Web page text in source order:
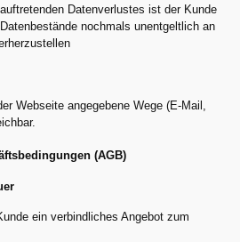
Datenverlustes ist der Kunde
nochmals unentgeltlich an
Webseite angegebene Wege (E-Mail,
(AGB)
ein verbindliches Angebot zum